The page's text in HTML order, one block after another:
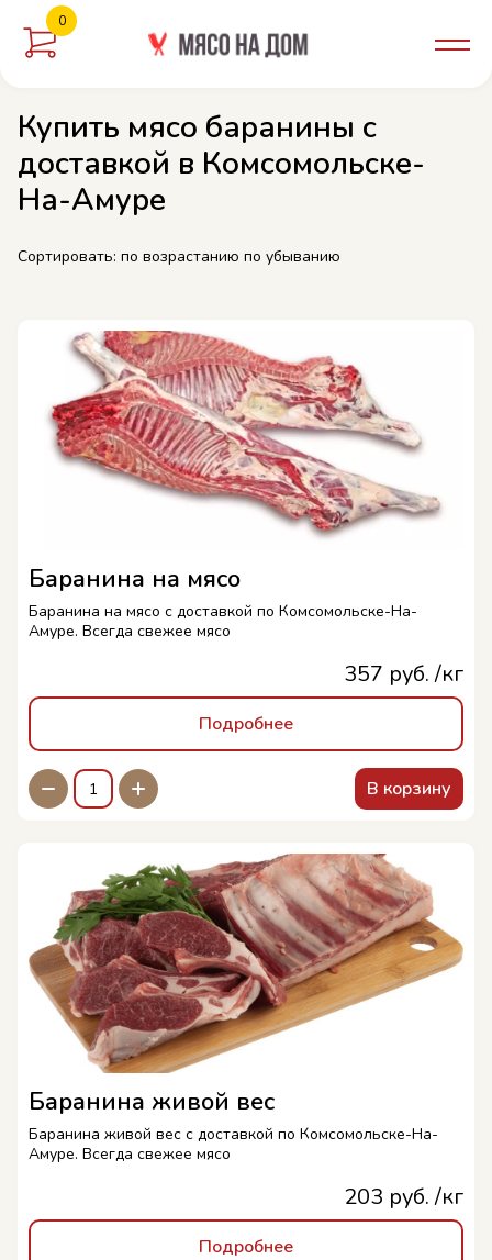
0
Купить мясо баранины с
доставкой в Комсомольске-
На-Амуре
Сортировать: по возрастанию по убыванию
Баранина на мясо
Баранина на мясо с доставкой по Комсомольске-На-
Амуре. Всегда свежее мясо
357 руб. /кг
Подробнее
В корзину
Баранина живой вес
Баранина живой вес с доставкой по Комсомольске-На-
Амуре. Всегда свежее мясо
203 руб. /кг
Подробнее